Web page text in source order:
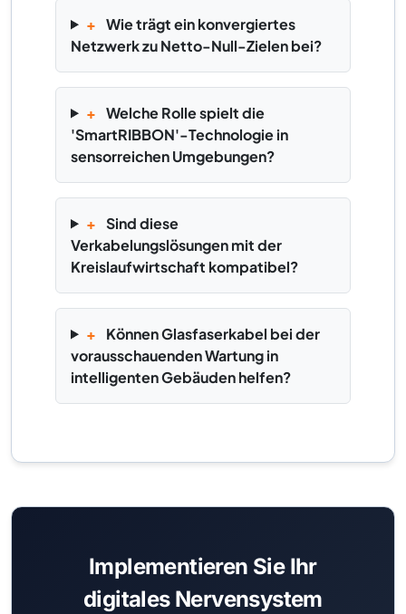
+ Wie trägt ein konvergiertes
Netzwerk zu Netto-Null-Zielen bei?
+ Welche Rolle spielt die
'SmartRIBBON'-Technologie in
sensorreichen Umgebungen?
+ Sind diese
Verkabelungslösungen mit der
Kreislaufwirtschaft kompatibel?
+
Können Glasfaserkabel bei der
vorausschauenden Wartung in
intelligenten Gebäuden helfen?
Implementieren Sie Ihr
digitales Nervensystem